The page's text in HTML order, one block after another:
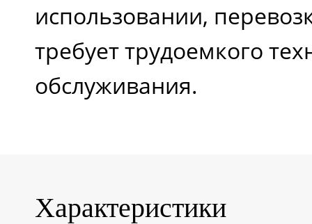
использовании,
требует трудоемкого
обслуживания.
Характеристики